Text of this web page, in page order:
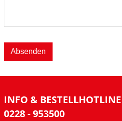
Absenden
INFO & BESTELLHOTLINE
0228 - 953500